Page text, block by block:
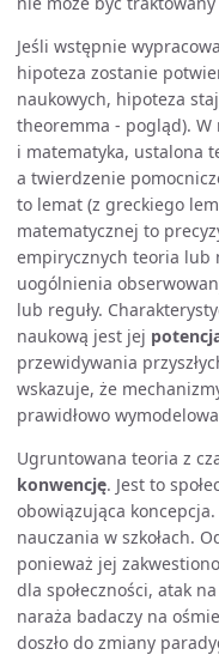
Jeśli wstępnie
hipoteza zostanie
naukowych, hipoteza
theoremma - pogląd).
i matematyka, ustalona
a twierdzenie
to lemat (z greckiego
matematycznej to
empirycznych teoria lub
uogólnienia
lub reguły.
naukową jest jej
przewidywania
wskazuje, że
prawidłowo
Ugruntowana teoria z
konwencję. Jest to
obowiązująca
nauczania w szkołach.
ponieważ jej
dla społeczności, atak
naraża badaczy na
doszło do zmiany